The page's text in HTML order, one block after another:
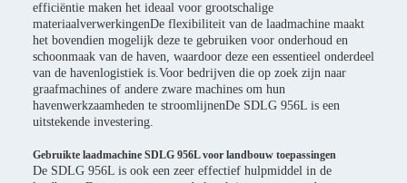
efficiëntie maken het ideaal voor grootschalige
materiaalverwerkingenDe flexibiliteit van de laadmachine maakt
het bovendien mogelijk deze te gebruiken voor onderhoud en
schoonmaak van de haven, waardoor deze een essentieel onderdeel
van de havenlogistiek is.Voor bedrijven die op zoek zijn naar
graafmachines of andere zware machines om hun
havenwerkzaamheden te stroomlijnenDe SDLG 956L is een
uitstekende investering.
Gebruikte laadmachine SDLG 956L voor landbouw toepassingen
De SDLG 956L is ook een zeer effectief hulpmiddel in de